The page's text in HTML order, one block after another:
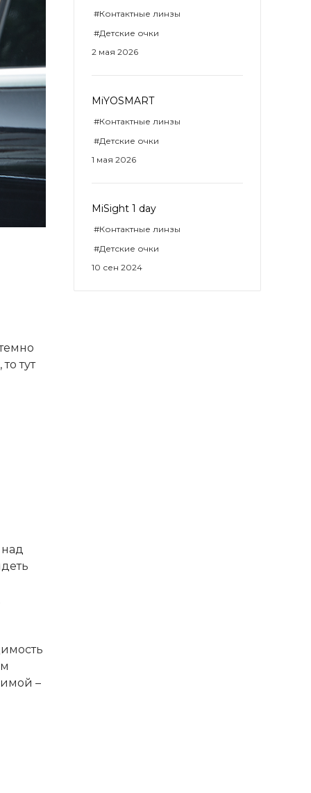
#Контактные линзы
#Детские очки
2 мая 2026
MiYOSMART
#Контактные линзы
#Детские очки
1 мая 2026
MiSight 1 day
#Контактные линзы
#Детские очки
10 сен 2024
тут
–